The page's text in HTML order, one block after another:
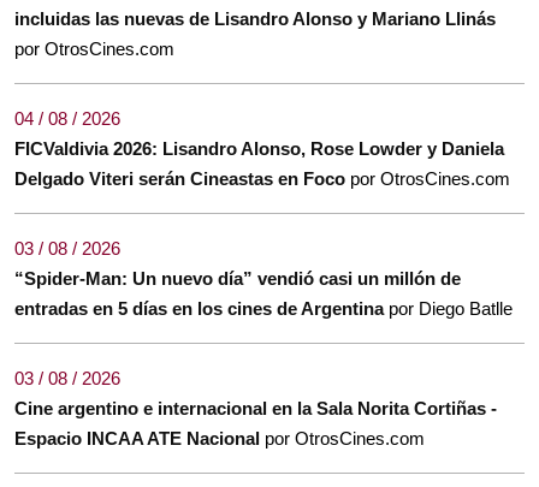
incluidas las nuevas de Lisandro Alonso y Mariano Llinás
por OtrosCines.com
04 / 08 / 2026
FICValdivia 2026: Lisandro Alonso, Rose Lowder y Daniela
Delgado Viteri serán Cineastas en Foco por OtrosCines.com
03 / 08 / 2026
“Spider-Man: Un nuevo día” vendió casi un millón de
entradas en 5 días en los cines de Argentina por Diego Batlle
03 / 08 / 2026
Cine argentino e internacional en la Sala Norita Cortiñas -
Espacio INCAA ATE Nacional por OtrosCines.com